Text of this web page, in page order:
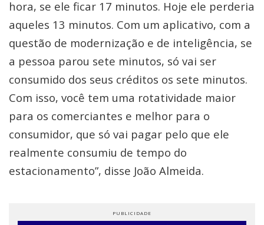
hora, se ele ficar 17 minutos. Hoje ele perderia
aqueles 13 minutos. Com um aplicativo, com a
questão de modernização e de inteligência, se
a pessoa parou sete minutos, só vai ser
consumido dos seus créditos os sete minutos.
Com isso, você tem uma rotatividade maior
para os comerciantes e melhor para o
consumidor, que só vai pagar pelo que ele
realmente consumiu de tempo do
estacionamento”, disse João Almeida.